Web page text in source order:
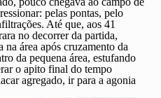
pelas pontas, pelo
Até que, aos 41
no decorrer da partida,
área após cruzamento da
da pequena área, estufando
o apito final do tempo
agregado, ir para a agonia